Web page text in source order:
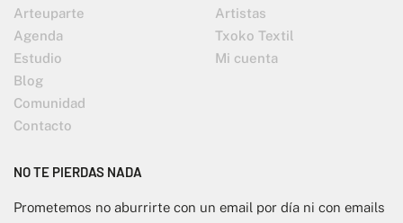
Arteuparte
Agenda
Estudio
Blog
Comunidad
Contacto
Artistas
Txoko Textil
Mi cuenta
NO TE PIERDAS NADA
Prometemos no aburrirte con un email por día ni con emails